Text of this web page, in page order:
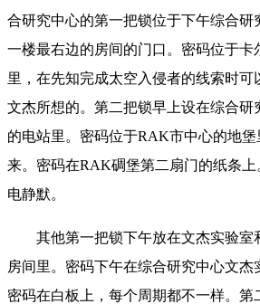
合研究中心的第一把锁位于下午综合研
一楼最右边的房间的门口。密码位于卡
里，在先知完成太空入侵者的线索时可
文杰所想的。第二把锁早上设在综合研
的电站里。密码位于RAK市中心的地堡
来。密码在RAK碉堡第二扇门的纸条
电静默。
其他第一把锁下午放在文杰实验室
房间里。密码下午在综合研究中心文杰
密码在白板上，每个周期都不一样。第